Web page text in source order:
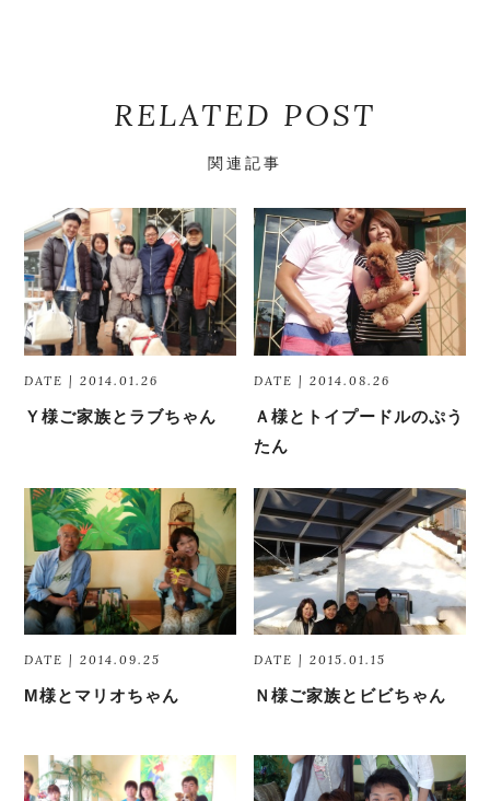
RELATED POST
関連記事
DATE | 2014.01.26
Ｙ様ご家族とラブちゃん
DATE | 2014.08.26
Ａ様とトイプードルのぷう
たん
DATE | 2014.09.25
M様とマリオちゃん
DATE | 2015.01.15
Ｎ様ご家族とビビちゃん